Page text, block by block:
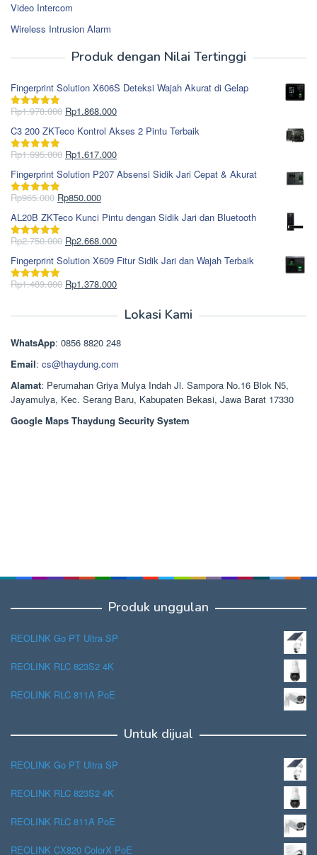
Video Intercom
Wireless Intrusion Alarm
Produk dengan Nilai Tertinggi
Fingerprint Solution X606S Deteksi Wajah Akurat di Gelap
Dinilai5.00
Rp1.978.000 Harga
aslinya
adalah:
Rp1.978.000.
Rp1.868.000Harga
saat
ini
adalah:
C3 200 ZKTeco Kontrol Akses 2 Pintu Terbaik
Dinilai5.00
Rp1.695.000 Harga
aslinya
adalah:
Rp1.695.000.
Rp1.617.000Harga
saat
ini
Fingerprint Solution P207 Absensi Sidik Jari Cepat & Akurat
Dinilai5.00
Rp965.000 Harga
aslinya
adalah:
Rp965.000.
Rp850.000Harga
saat
ini
adalah:
AL20B ZKTeco Kunci Pintu dengan Sidik Jari dan Bluetooth
Dinilai5.00
Rp2.750.000 Harga
aslinya
adalah:
Rp2.750.000.
Rp2.668.000Harga
saat
ini
adalah:
Fingerprint Solution X609 Fitur Sidik Jari dan Wajah Terbaik
Dinilai5.00
Rp1.489.000 Harga
Rp1.378.000Harga
Rp1.378.000.
Lokasi Kami
WhatsApp: 0856 8820 248
Email: cs@thaydung.com
Alamat: Perumahan Griya Mulya Indah Jl. Sampora No.16 Blok N5,
Jayamulya, Kec. Serang Baru, Kabupaten Bekasi, Jawa Barat 17330
Google Maps Thaydung Security System
Produk unggulan
REOLINK Go PT Ultra SP
REOLINK RLC 823S2 4K
REOLINK RLC 811A PoE
Untuk dijual
REOLINK Go PT Ultra SP
REOLINK RLC 823S2 4K
REOLINK RLC 811A PoE
REOLINK CX820 ColorX PoE